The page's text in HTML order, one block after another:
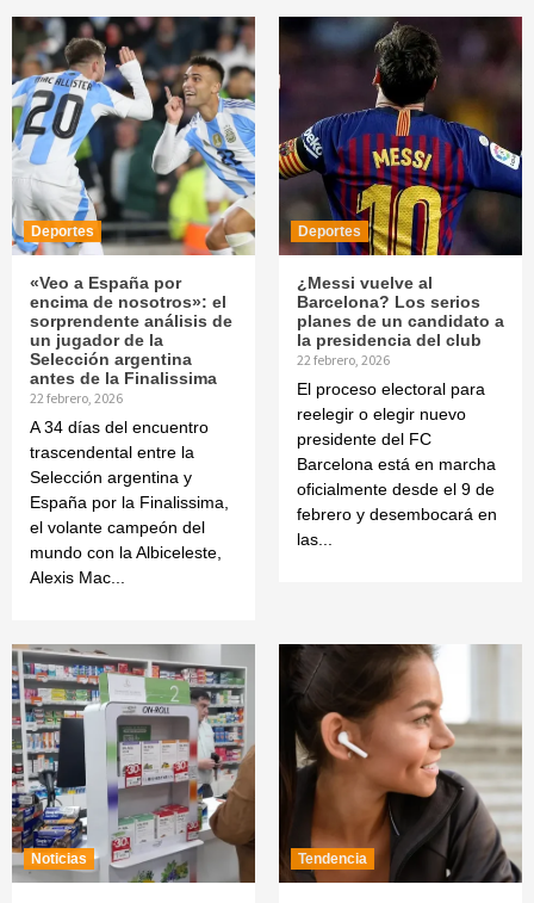
Deportes
«Veo a España por
encima de nosotros»: el
sorprendente análisis de
un jugador de la
Selección argentina
antes de la Finalissima
22 febrero, 2026
A 34 días del encuentro
trascendental entre la
Selección argentina y
España por la Finalissima,
el volante campeón del
mundo con la Albiceleste,
Alexis Mac...
Deportes
¿Messi vuelve al
Barcelona? Los serios
planes de un candidato a
la presidencia del club
22 febrero, 2026
El proceso electoral para
reelegir o elegir nuevo
presidente del FC
Barcelona está en marcha
oficialmente desde el 9 de
febrero y desembocará en
las...
Noticias Tendencia